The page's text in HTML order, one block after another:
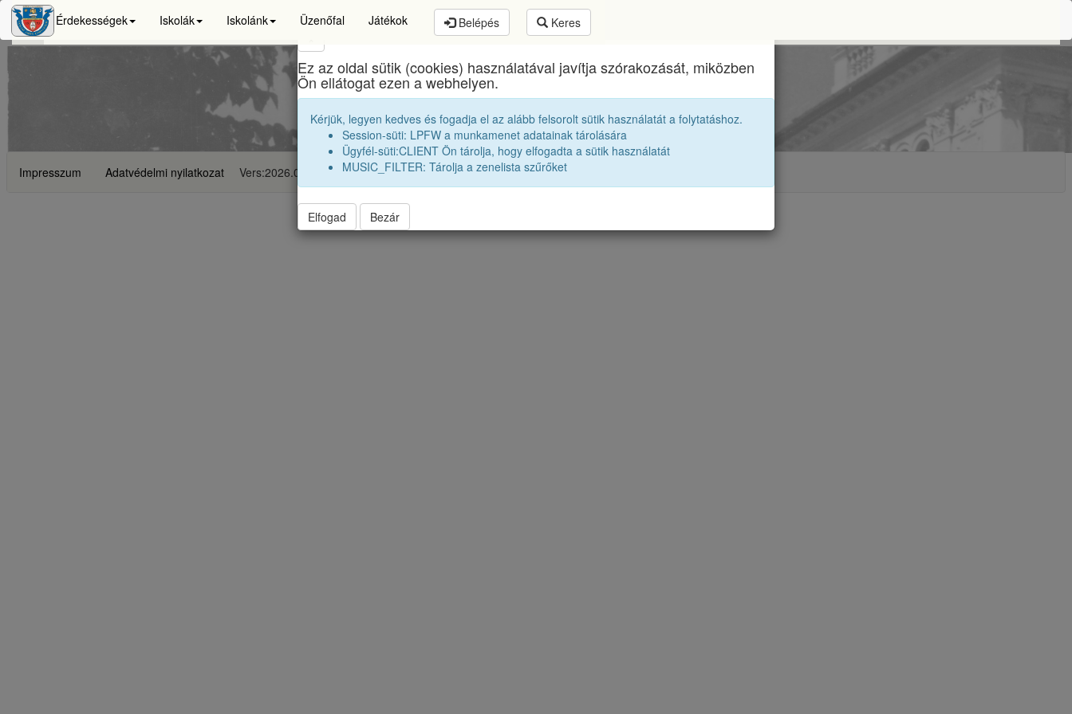
Érdekességek Iskolák Iskolánk Üzenőfal Játékok Belépés Keres
Tamási Áron Gimnáziumegykori diákjai
Osztályfelelősők
Impresszum Adatvédelmi nyilatkozat Vers:2026.06.23
Ez az oldal sütik (cookies) használatával javítja szórakozását, miközben
Ön ellátogat ezen a webhelyen.
Kérjük, legyen kedves és fogadja el az alább felsorolt sütik használatát a folytatáshoz.
Session-süti: LPFW a munkamenet adatainak tárolására
Ügyfél-süti:CLIENT Ön tárolja, hogy elfogadta a sütik használatát
MUSIC_FILTER: Tárolja a zenelista szűrőket
Elfogad Bezár